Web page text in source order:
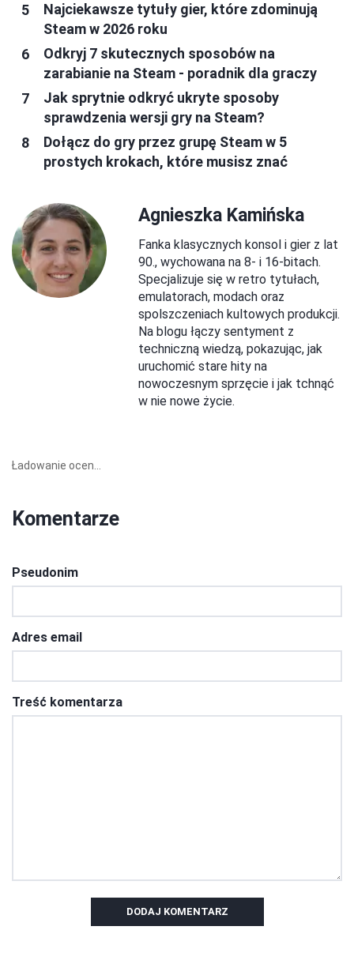
Najciekawsze tytuły gier, które zdominują
Steam w 2026 roku
Odkryj 7 skutecznych sposobów na
zarabianie na Steam - poradnik dla graczy
Jak sprytnie odkryć ukryte sposoby
sprawdzenia wersji gry na Steam?
Dołącz do gry przez grupę Steam w 5
prostych krokach, które musisz znać
Agnieszka Kamińska
Fanka klasycznych konsol i gier z lat
90., wychowana na 8- i 16-bitach.
Specjalizuje się w retro tytułach,
emulatorach, modach oraz
spolszczeniach kultowych produkcji.
Na blogu łączy sentyment z
techniczną wiedzą, pokazując, jak
uruchomić stare hity na
nowoczesnym sprzęcie i jak tchnąć
w nie nowe życie.
Ładowanie ocen...
Komentarze
Pseudonim
Adres email
Treść komentarza
DODAJ KOMENTARZ